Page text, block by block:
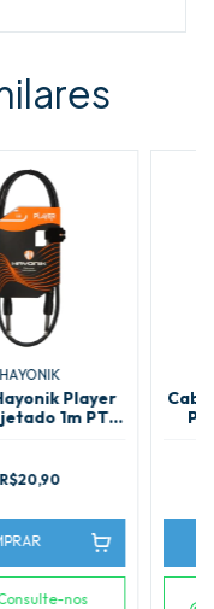
HAYONIK
Player
1m PT
R$20,90
nos
P2